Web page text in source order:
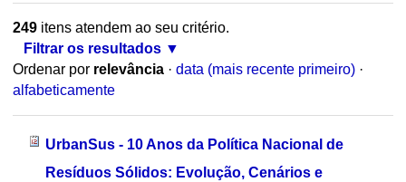
249itens atendem ao seu critério.
Filtrar os resultados
Ordenar por relevância · data (mais recente primeiro) ·
alfabeticamente
UrbanSus - 10 Anos da Política Nacional de
Resíduos Sólidos: Evolução, Cenários e